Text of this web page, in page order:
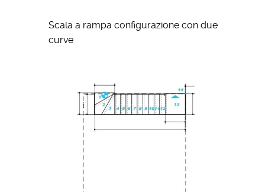
Scala a rampa configurazione con due
curve